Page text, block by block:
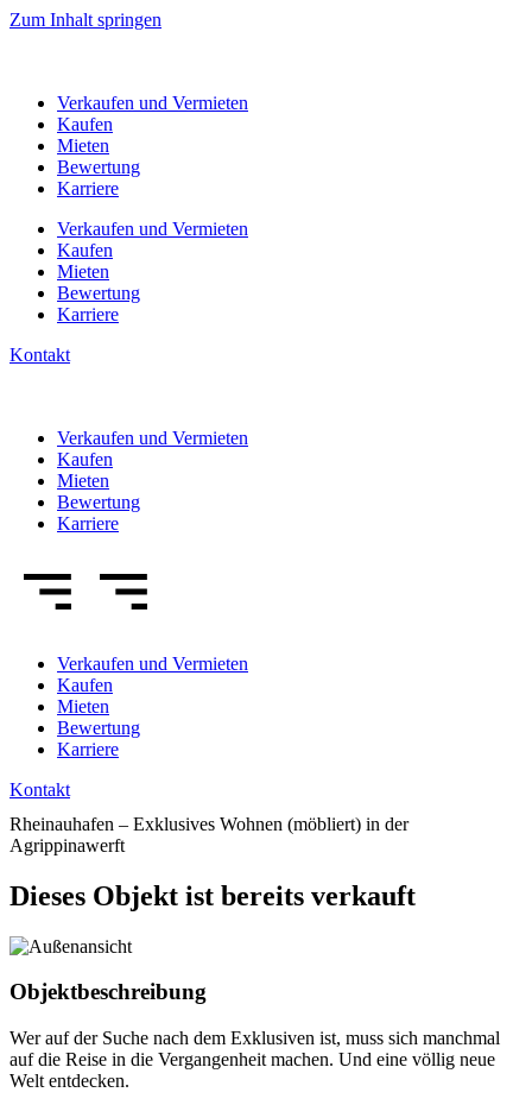
Zum Inhalt springen
Verkaufen und Vermieten
Kaufen
Mieten
Bewertung
Karriere
Verkaufen und Vermieten
Kaufen
Mieten
Bewertung
Karriere
Kontakt
Verkaufen und Vermieten
Kaufen
Mieten
Bewertung
Karriere
Verkaufen und Vermieten
Kaufen
Mieten
Bewertung
Karriere
Kontakt
Rheinauhafen – Exklusives Wohnen (möbliert) in der
Agrippinawerft
Dieses Objekt ist bereits verkauft
Objektbeschreibung
Wer auf der Suche nach dem Exklusiven ist, muss sich manchmal
auf die Reise in die Vergangenheit machen. Und eine völlig neue
Welt entdecken.